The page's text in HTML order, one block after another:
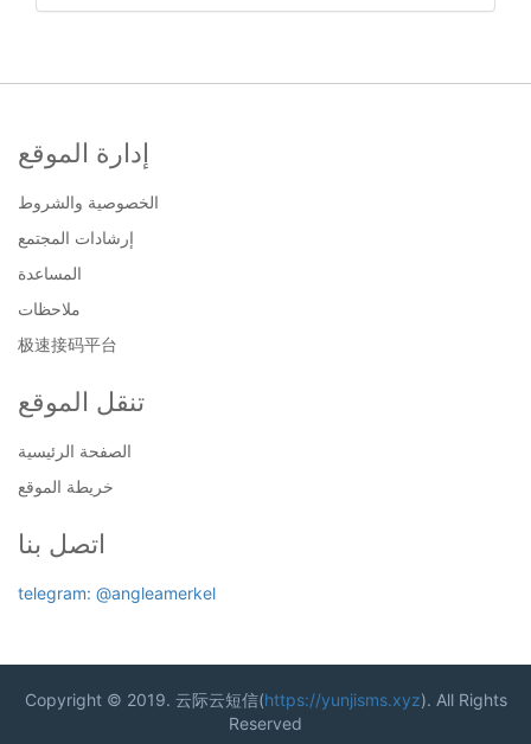
إدارة الموقع
الخصوصية والشروط
إرشادات المجتمع
المساعدة
ملاحظات
极速接码平台
تنقل الموقع
الصفحة الرئيسية
خريطة الموقع
اتصل بنا
telegram: @angleamerkel
Copyright © 2019. 云际云短信(https://yunjisms.xyz). All Rights
Reserved